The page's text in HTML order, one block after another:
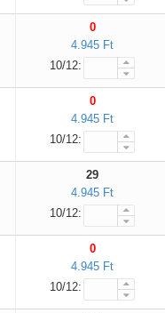
0
4.945 Ft
10/12:
0
4.945 Ft
10/12:
29
4.945 Ft
10/12:
0
4.945 Ft
10/12: